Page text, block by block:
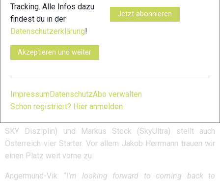
Portugiesin Sabina Marques in 6’25’03“ für die Damen
aufgestellt. Zu Angermund-Vik gesellen sich die spanischen
Top-Läufer Manuel Merillas, Zaid Ait Malek und Sandra
Sevillano. Ein großes Line-Up aus Italien umfasst William
Boffelli, Cristian Minoggio, Daniel Antonioli, Franco Collé,
Tschechien. Superstar Ragna Debats aus den Niederlanden
musste sich aus familiären Gründen zurückziehen. Mit Jakob
SKY Disziplin) und Markus Stock (SkyUltra) stellt auch
Österreich vier Starter. Vor allem Jakob Herrmann trauen wir
einen Platz weit vorne zu.
Angermund-Vik: “I’m looking forward to coming back to
Tracking. Alle Infos dazu
findest du in der
Datenschutzerklärung!
Akzeptieren und weiter
Jetzt abonnieren
Impressum DatenschutzAbo verwalten
Schon registriert? Hier anmelden